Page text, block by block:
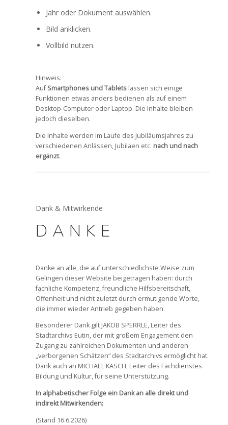
Jahr oder Dokument auswählen.
Bild anklicken.
Vollbild nutzen.
Hinweis:
AufSmartphones und Tablets lassen sich einige
Funktionen etwas anders bedienen als auf einem
Desktop-Computer oder Laptop. Die Inhalte bleiben
jedoch dieselben.
Die Inhalte werden im Laufe des Jubiläumsjahres zu
verschiedenen Anlässen, Jubiläen etc. nach und nach
ergänzt.
Dank & Mitwirkende
DANKE
Danke an alle, die auf unterschiedlichste Weise zum
Gelingen dieser Website beigetragen haben: durch
fachliche Kompetenz, freundliche Hilfsbereitschaft,
Offenheit und nicht zuletzt durch ermutigende Worte,
die immer wieder Antrieb gegeben haben.
Besonderer Dank gilt JAKOB SPERRLE, Leiter des
Stadtarchivs Eutin, der mit großem Engagement den
Zugang zu zahlreichen Dokumenten und anderen
„verborgenen Schätzen“ des Stadtarchivs ermöglicht hat.
Dank auch an MICHAEL KASCH, Leiter des Fachdienstes
Bildung und Kultur, für seine Unterstützung.
In alphabetischer Folge ein Dank an alle direkt und
indirekt Mitwirkenden:
(Stand 16.6.2026)